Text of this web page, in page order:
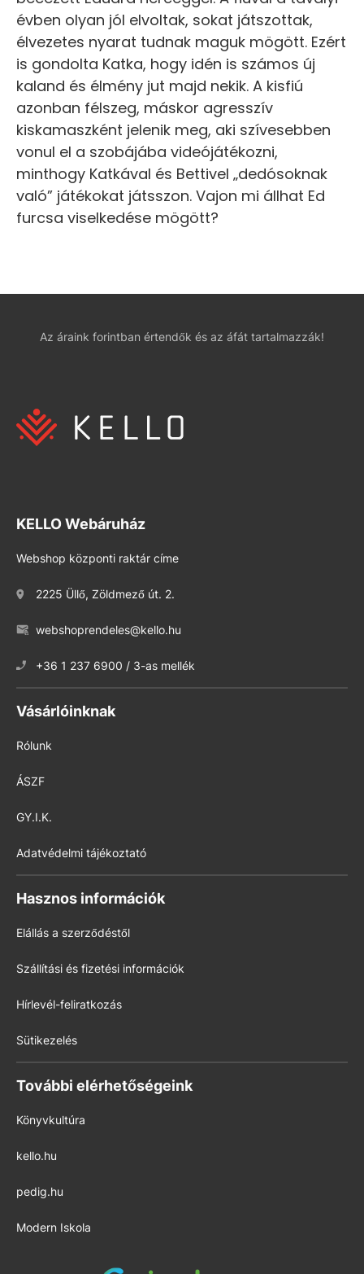
évben olyan jól elvoltak, sokat játszottak,
élvezetes nyarat tudnak maguk mögött. Ezért
is gondolta Katka, hogy idén is számos új
kaland és élmény jut majd nekik. A kisfiú
azonban félszeg, máskor agresszív
kiskamaszként jelenik meg, aki szívesebben
vonul el a szobájába videójátékozni,
minthogy Katkával és Bettivel „dedósoknak
való” játékokat játsszon. Vajon mi állhat Ed
furcsa viselkedése mögött?
Az áraink forintban értendők és az áfát tartalmazzák!
KELLO Webáruház
Webshop központi raktár címe
2225 Üllő, Zöldmező út. 2.
webshoprendeles@kello.hu
+36 1 237 6900 / 3-as mellék
Vásárlóinknak
Rólunk
ÁSZF
GY.I.K.
Adatvédelmi tájékoztató
Hasznos információk
Elállás a szerződéstől
Szállítási és fizetési információk
Hírlevél-feliratkozás
Sütikezelés
További elérhetőségeink
Könyvkultúra
kello.hu
pedig.hu
Modern Iskola